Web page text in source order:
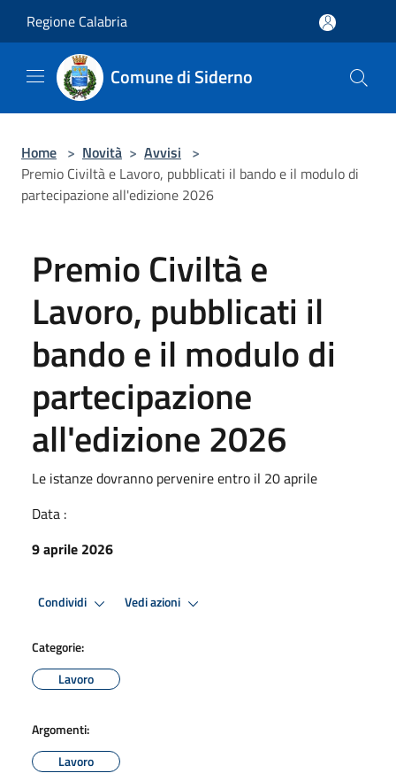
Regione Calabria
Comune di Siderno
Home > Novità > Avvisi >
Premio Civiltà e Lavoro, pubblicati il bando e il modulo di
partecipazione all'edizione 2026
Premio Civiltà e
Lavoro, pubblicati il
bando e il modulo di
partecipazione
all'edizione 2026
Le istanze dovranno pervenire entro il 20 aprile
Data :
9 aprile 2026
Condividi Vedi azioni
Categorie:
Lavoro
Argomenti:
Lavoro